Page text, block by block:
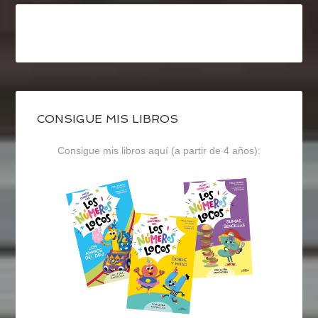
CONSIGUE MIS LIBROS
Consigue mis libros aquí (a partir de 4 años):